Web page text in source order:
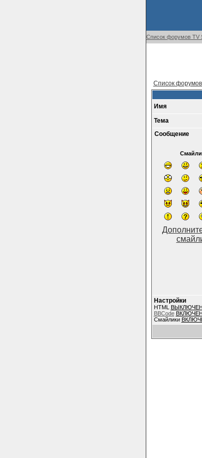
Список форумов TV
Список
Имя
Тема
Сообщение
Настройки
HTML
ВЫКЛЮЧЕН
BBCode ВКЛЮЧЕН
Смайлики